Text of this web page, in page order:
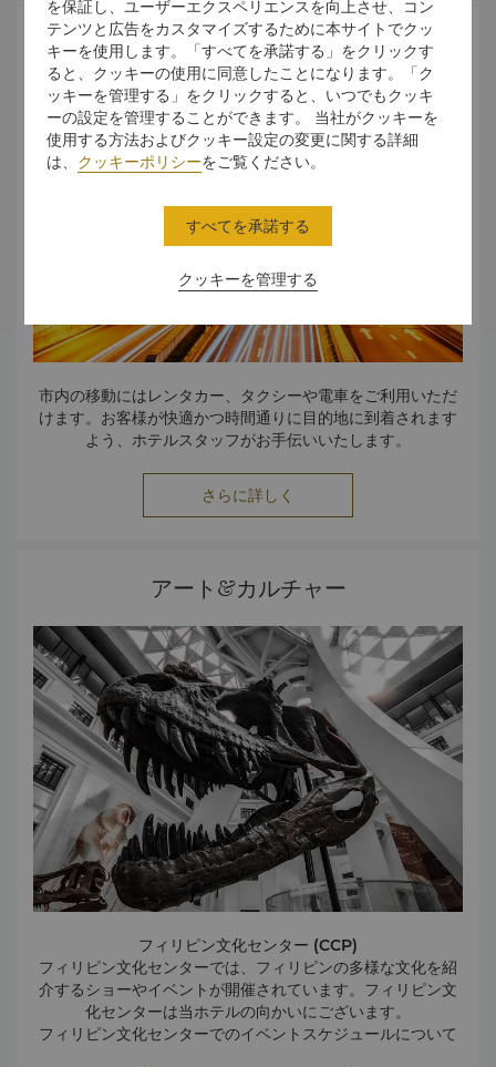
交通
市内の移動にはレンタカー、タクシーや電車をご利用いただ
けます。お客様が快適かつ時間通りに目的地に到着されます
よう、ホテルスタッフがお手伝いいたします。
さらに詳しく
アート&カルチャー
フィリピン文化センター (CCP)
フィリピン文化センターでは、フィリピンの多様な文化を紹
介するショーやイベントが開催されています。フィリピン文
化センターは当ホテルの向かいにございます。
フィリピン文化センターでのイベントスケジュールについて
を保証し、ユーザーエクスペリエンスを向上させ、コン
テンツと広告をカスタマイズするために本サイトでクッ
キーを使用します。「すべてを承諾する」をクリックす
ると、クッキーの使用に同意したことになります。「ク
ッキーを管理する」をクリックすると、いつでもクッキ
ーの設定を管理することができます。 当社がクッキーを
使用する方法およびクッキー設定の変更に関する詳細
は、 クッキーポリシーをご覧ください。
クッキーを管理する
すべてを承諾する